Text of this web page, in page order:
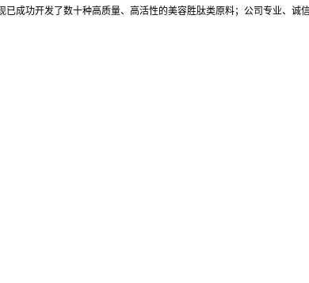
成功开发了数十种高质量、高活性的美容胜肽类原料；公司专业、诚